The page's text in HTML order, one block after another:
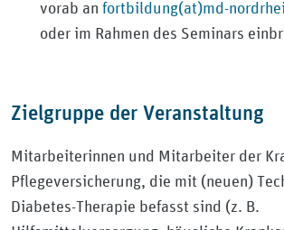
vorab an fortbildung(at)md-
oder im Rahmen des Seminars
Zielgruppe der Veranstaltung
Mitarbeiterinnen und Mitarbeiter der
Pflegeversicherung, die mit (neuen)
Diabetes-Therapie befasst sind (z. B.